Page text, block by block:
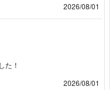
2026/08/01
た！
2026/08/01